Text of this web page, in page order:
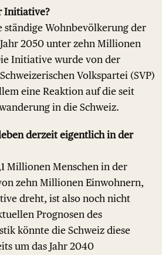
Initiative?
ständige Wohnbevölkerung der
2050 unter zehn Millionen
Initiative wurde von der
Volkspartei (SVP)
eine Reaktion auf die seit
in die Schweiz.
derzeit eigentlich in der
Millionen Menschen in der
zehn Millionen Einwohnern,
dreht, ist also noch nicht
Prognosen des
könnte die Schweiz diese
um das Jahr 2040